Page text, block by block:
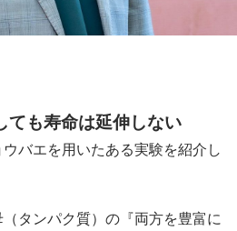
ても寿命は延伸しない
バエを用いたある実験を紹介し
（タンパク質）の『両方を豊富に